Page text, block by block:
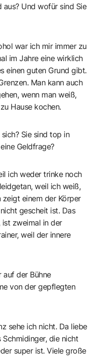
aus? Und wofür sind Sie
war ich mir immer zu
im Jahre eine wirklich
einen guten Grund gibt.
Man kann auch
wenn man weiß,
Hause kochen.
Sie sind top in
Geldfrage?
ich weder trinke noch
weil ich weiß,
einem der Körper
gescheit ist. Das
ist zweimal in der
weil der innere
auf der Bühne
von der gepflegten
sehe ich nicht. Da liebe
Schmidinger, die nicht
super ist. Viele große